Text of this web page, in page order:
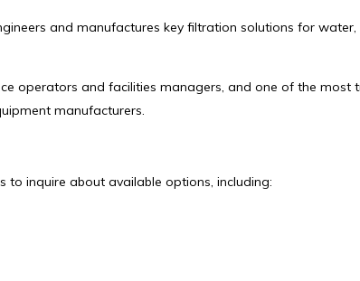
and manufactures key filtration solutions for
operators and facilities managers, and one of the most
manufacturers.
to inquire about available options, including: